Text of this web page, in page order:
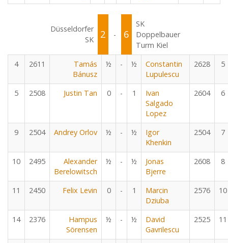
Düsseldorfer
SK
2 - 6
SK
Doppelbauer
Turm Kiel
4
2611
Tamás
Bánusz
½ - ½
Constantin
Lupulescu
2628 5
5 2508 Justin Tan 0 - 1
Ivan
Salgado
Lopez
2604 6
9 2504 Andrey Orlov ½ - ½
Igor
Khenkin
2504 7
10 2495
Alexander
Berelowitsch
½ - ½
Jonas
Bjerre
2608 8
11 2450 Felix Levin 0 - 1
Marcin
Dziuba
2576 10
14 2376
Hampus
Sörensen
½ - ½
David
Gavrilescu
2525 11